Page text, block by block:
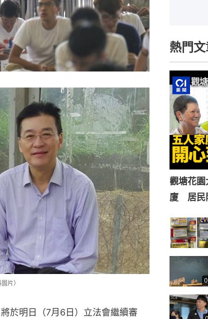
片）
於明日（7月6日）立法會繼續審
熱門
觀塘花
廈 居民